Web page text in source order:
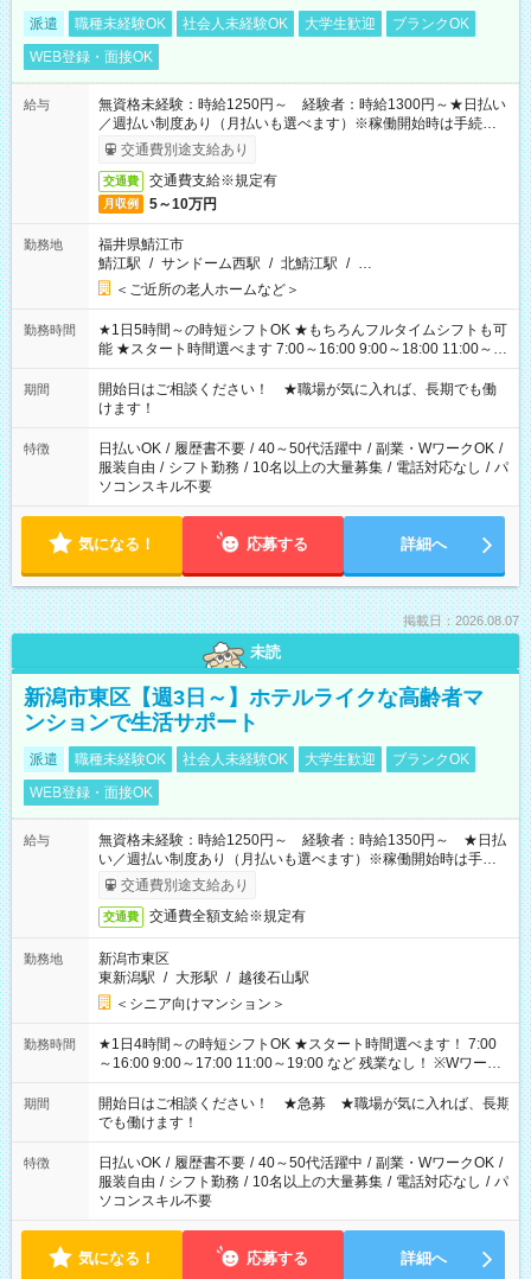
派遣 職種未経験OK 社会人未経験OK 大学生歓迎
ブランクOK
WEB登録・面接OK
給与
無資格未経験：時給1250円～ 経験者：時給1300円～★日払い
／週払い制度あり（月払いも選べます）※稼働開始時は手続き完
了次第のお支払いとなります。
交通費別途支給あり
交通費 交通費支給※規定有
月収例 5～10万円
勤務地
福井県鯖江市
鯖江駅 / サンドーム西駅 / 北鯖江駅 / …
＜ご近所の老人ホームなど＞
勤務時間
★1日5時間～の時短シフトOK ★もちろんフルタイムシフトも可
能 ★スタート時間選べます 7:00～16:00 9:00～18:00 11:00～
20:00 など 残業なし！ ※Wワークの場合、他のお仕事と合わせ
週40時間超の就業はご案内できません ※法令に基づき、週20時
間以上勤務は社会保険への加入対象となります ※労働者派遣法
（日雇い派遣の原則禁止）により、短時間・短期間の就業はご
案内が難しい場合があります
期間
開始日はご相談ください！ ★職場が気に入れば、長期でも働
けます！
特徴 日払いOK / 履歴書不要 / 40～50代活躍中 / 副業・WワークOK /
服装自由 / シフト勤務 / 10名以上の大量募集 / 電話対応なし / パ
ソコンスキル不要
気になる！ 応募する 詳細へ
掲載日：2026.08.07
未読
新潟市東区【週3日～】ホテルライクな高齢者マ
ンションで生活サポート
派遣 職種未経験OK 社会人未経験OK 大学生歓迎
ブランクOK
WEB登録・面接OK
給与
無資格未経験：時給1250円～ 経験者：時給1350円～ ★日払
い／週払い制度あり（月払いも選べます）※稼働開始時は手続き
完了次第のお支払いとなります。
交通費別途支給あり
交通費 交通費全額支給※規定有
勤務地
新潟市東区
東新潟駅 / 大形駅 / 越後石山駅
＜シニア向けマンション＞
勤務時間
★1日4時間～の時短シフトOK ★スタート時間選べます！ 7:00
～16:00 9:00～17:00 11:00～19:00 など 残業なし！ ※Wワーク
の場合、他のお仕事と合わせ週40時間超の就業はご案内できま
せん ※法令に基づき、週20時間以上勤務は社会保険への加入対
象となります ※労働者派遣法（日雇い派遣の原則禁止）によ
り、短時間・短期間の就業はご案内が難しい場合があります
期間
開始日はご相談ください！ ★急募 ★職場が気に入れば、長期
でも働けます！
特徴 日払いOK / 履歴書不要 / 40～50代活躍中 / 副業・WワークOK /
服装自由 / シフト勤務 / 10名以上の大量募集 / 電話対応なし / パ
ソコンスキル不要
気になる！ 応募する 詳細へ